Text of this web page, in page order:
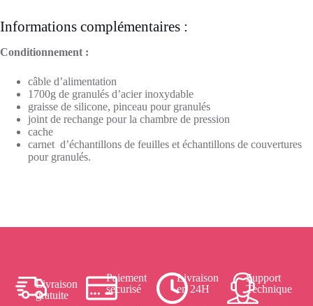
Informations complémentaires :
Conditionnement :
câble d’alimentation
1700g de granulés d’acier inoxydable
graisse de silicone, pinceau pour granulés
joint de rechange pour la chambre de pression
cache
carnet d’échantillons de feuilles et échantillons de couvertures
pour granulés.
Livraison
gratuite
Paiement
sécurisé
Livraison
en 24H
Support
Technique